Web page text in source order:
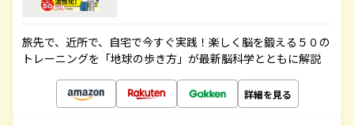
旅先で、近所で、自宅で今すぐ実践！楽しく脳を鍛える５０の
トレーニングを「地球の歩き方」が最新脳科学とともに解説
詳細を見る